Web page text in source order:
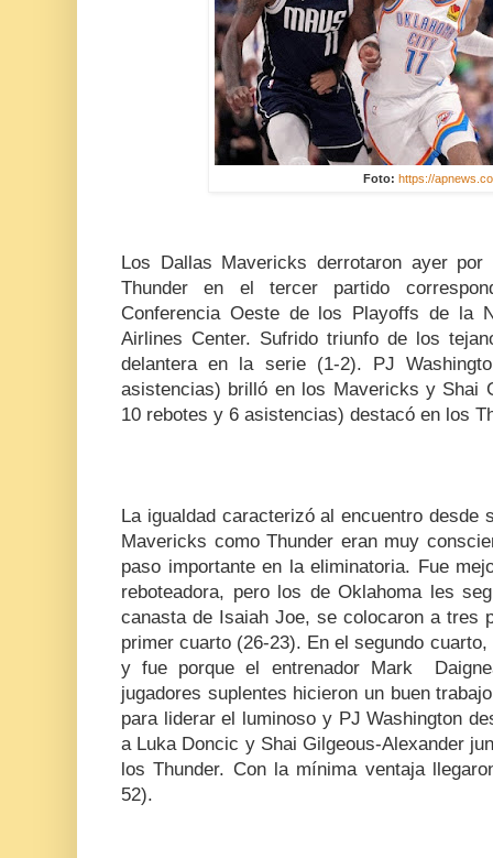
Foto: https://
Los Dallas Mavericks derrotaron ayer
Thunder en el tercer partido
Conferencia Oeste de los Playoffs de la
Airlines Center. Sufrido triunfo de los
delantera en la serie (1-2). PJ
asistencias) brilló en los Mavericks y Shai
10 rebotes y 6 asistencias) destacó en los
La igualdad caracterizó al encuentro
Mavericks como Thunder eran muy
paso importante en la eliminatoria. Fue
reboteadora, pero los de Oklahoma les
canasta de Isaiah Joe, se colocaron a tres
primer cuarto (26-23). En el segundo
y fue porque el entrenador Mark
jugadores suplentes hicieron un buen
para liderar el luminoso y PJ Washington
a Luka Doncic y Shai Gilgeous-Alexander
los Thunder. Con la mínima ventaja
52).